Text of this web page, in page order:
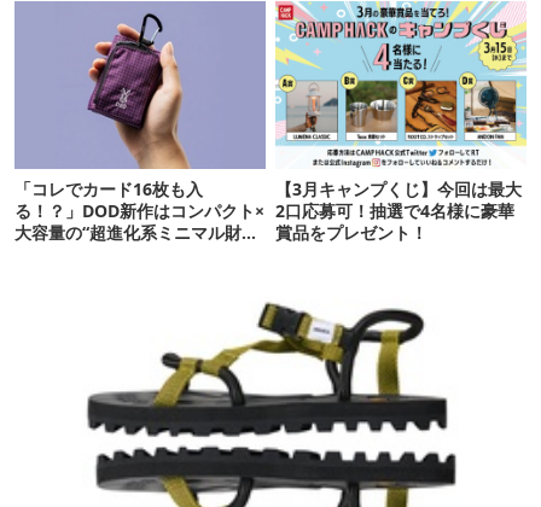
「コレでカード16枚も入
る！？」DOD新作はコンパクト×
大容量の“超進化系ミニマル財
【3月キャンプくじ】今回は最大
2口応募可！抽選で4名様に豪華
賞品をプレゼント！